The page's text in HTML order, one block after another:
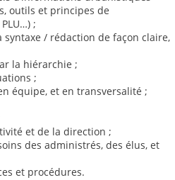
outils et principes de
;
/ rédaction de façon claire,
la hiérarchie ;
;
équipe, et en transversalité ;
et de la direction ;
des administrés, des élus, et
et procédures.